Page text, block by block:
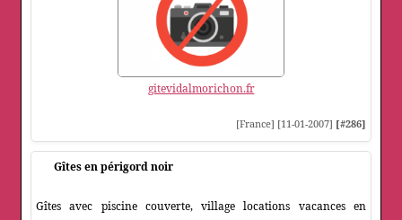
gitevidalmorichon.fr
[France] [11-01-2007] [#286]
Gîtes en périgord noir
Gîtes avec piscine couverte, village locations vacances en